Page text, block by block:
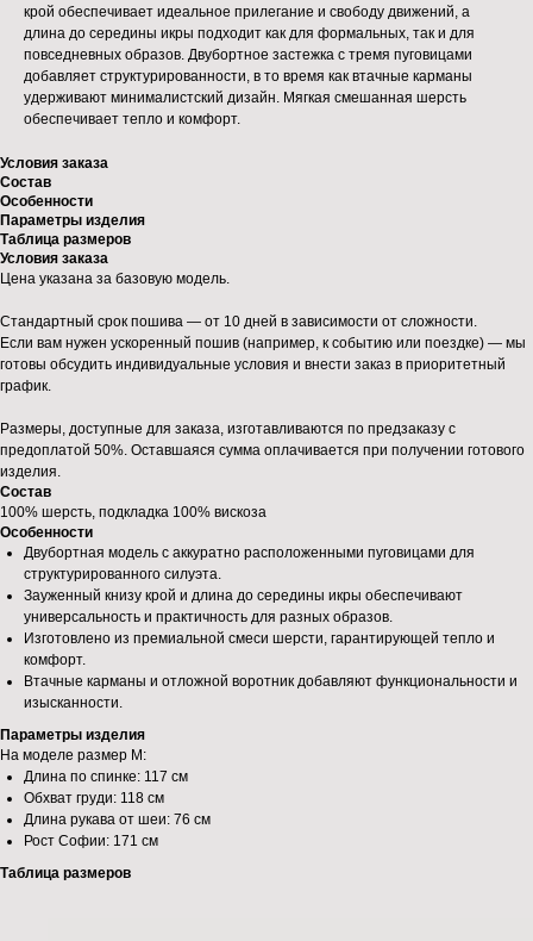
крой обеспечивает идеальное прилегание и свободу движений, а
длина до середины икры подходит как для формальных, так и для
повседневных образов. Двубортное застежка с тремя пуговицами
добавляет структурированности, в то время как втачные карманы
удерживают минималистский дизайн. Мягкая смешанная шерсть
обеспечивает тепло и комфорт.
Условия заказа
Состав
Особенности
Параметры изделия
Таблица размеров
Условия заказа
Цена указана за базовую модель.
Стандартный срок пошива — от 10 дней в зависимости от сложности.
Если вам нужен ускоренный пошив (например, к событию или поездке) — мы
готовы обсудить индивидуальные условия и внести заказ в приоритетный
график.
Размеры, доступные для заказа, изготавливаются по предзаказу с
предоплатой 50%. Оставшаяся сумма оплачивается при получении готового
изделия.
Состав
100% шерсть, подкладка 100% вискоза
Особенности
Двубортная модель с аккуратно расположенными пуговицами для
структурированного силуэта.
Зауженный книзу крой и длина до середины икры обеспечивают
универсальность и практичность для разных образов.
Изготовлено из премиальной смеси шерсти, гарантирующей тепло и
комфорт.
Втачные карманы и отложной воротник добавляют функциональности и
изысканности.
Параметры изделия
На моделе размер М:
Длина по спинке: 117 см
Обхват груди: 118 см
Длина рукава от шеи: 76 см
Рост Софии: 171 см
Таблица размеров